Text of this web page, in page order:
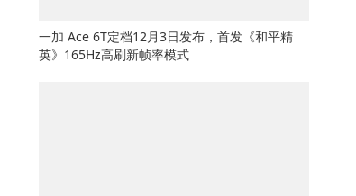
一加 Ace 6T定档12月3日发布，首发《和平精
英》165Hz高刷新帧率模式